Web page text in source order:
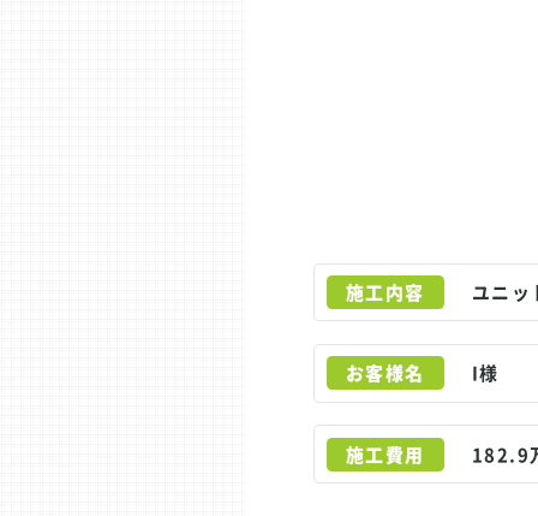
施工内容 ユニッ
お客様名 I様
施工費用 182.9